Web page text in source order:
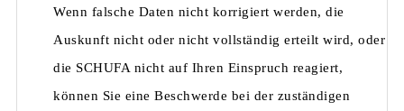
Wenn falsche Daten nicht korrigiert werden, die
Auskunft nicht oder nicht vollständig erteilt wird, oder
die SCHUFA nicht auf Ihren Einspruch reagiert,
können Sie eine Beschwerde bei der zuständigen